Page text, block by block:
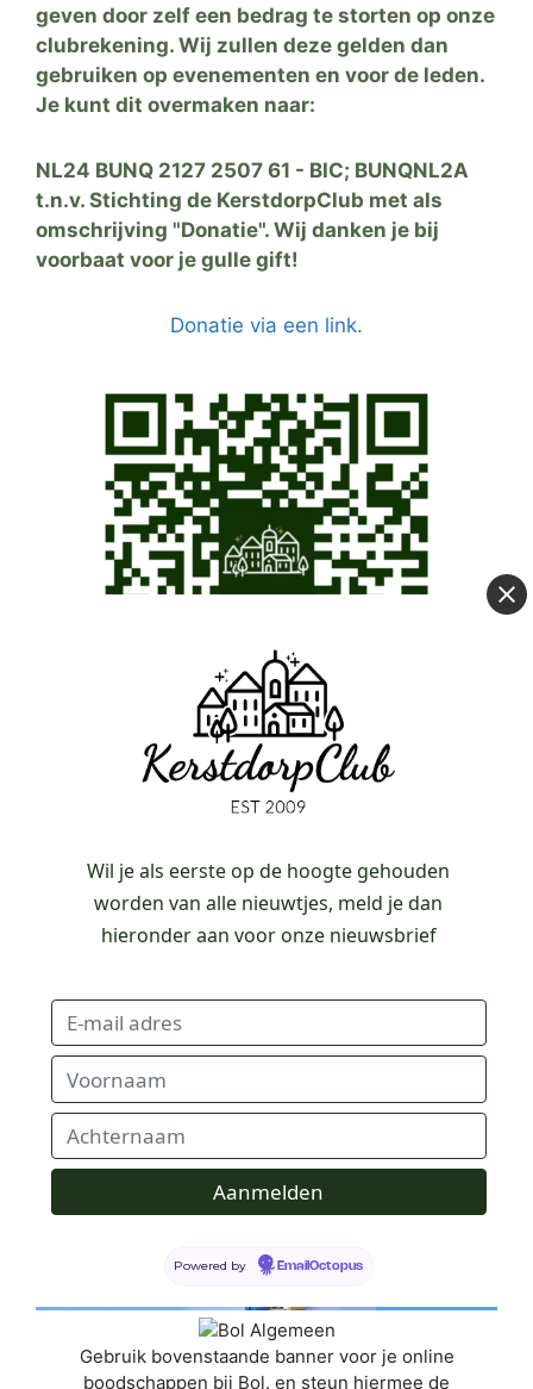
geven door zelf een bedrag te storten op onze
clubrekening. Wij zullen deze gelden dan
gebruiken op evenementen en voor de leden.
Je kunt dit overmaken naar:
NL24 BUNQ 2127 2507 61 - BIC; BUNQNL2A
t.n.v. Stichting de KerstdorpClub met als
omschrijving "Donatie". Wij danken je bij
voorbaat voor je gulle gift!
Donatie via een link.
Even scannen met je telefoon!
Gebruik bovenstaande banner voor je online
boodschappen bij Bol. en steun hiermee de
Wil je als eerste op de hoogte gehouden
worden van alle nieuwtjes, meld je dan
hieronder aan voor onze nieuwsbrief
Powered by EmailOctopus